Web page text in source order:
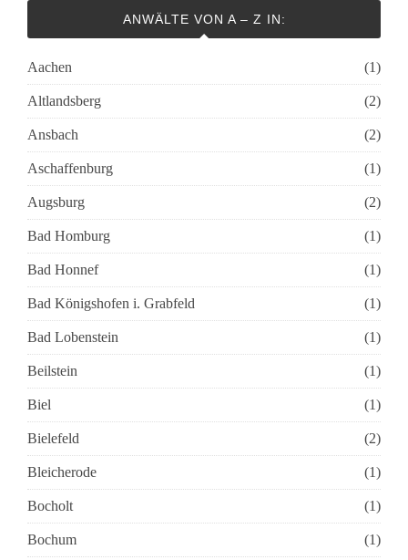
ANWÄLTE VON A – Z IN:
Aachen (1)
Altlandsberg (2)
Ansbach (2)
Aschaffenburg (1)
Augsburg (2)
Bad Homburg (1)
Bad Honnef (1)
Bad Königshofen i. Grabfeld (1)
Bad Lobenstein (1)
Beilstein (1)
Biel (1)
Bielefeld (2)
Bleicherode (1)
Bocholt (1)
Bochum (1)